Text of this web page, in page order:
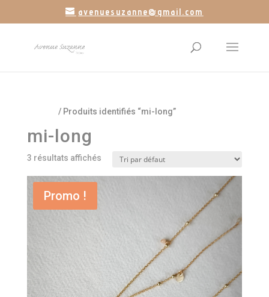
avenuesuzanne@gmail.com
/ Produits identifiés “mi-long”
mi-long
3 résultats affichés
Promo !